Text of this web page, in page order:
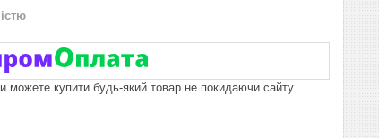
можете купити будь-який товар не покидаючи сайту.